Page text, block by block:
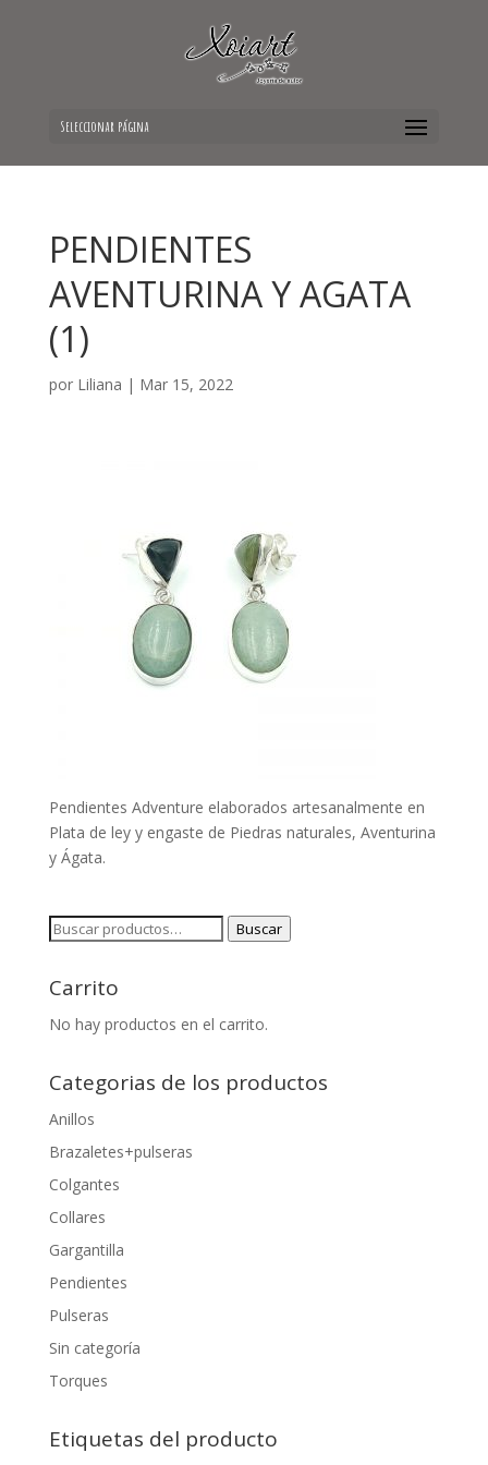
Seleccionar página
PENDIENTES
AVENTURINA Y AGATA
(1)
por Liliana | Mar 15, 2022
Pendientes Adventure elaborados artesanalmente en
Plata de ley y engaste de Piedras naturales, Aventurina
y Ágata.
Buscar
Buscar
Carrito
No hay productos en el carrito.
Categorias de los productos
Anillos
Brazaletes+pulseras
Colgantes
Collares
Gargantilla
Pendientes
Pulseras
Sin categoría
Torques
Etiquetas del producto